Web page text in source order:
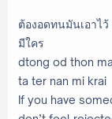
ต้องอดทนมันเอาไว้
มีใคร
dtong od thon
ta ter nan mi krai
If you have